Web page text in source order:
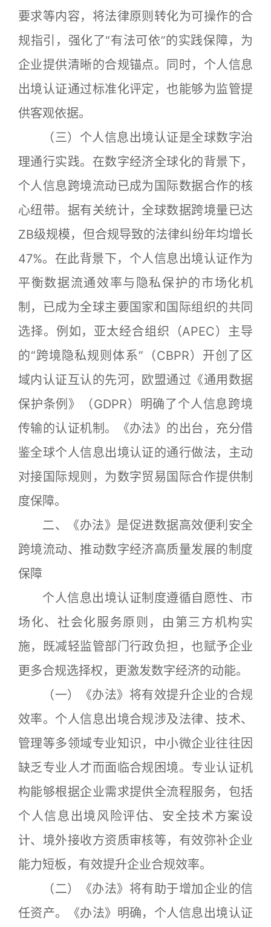
要求等内容，将法律原则转化为可操作的合
规指引，强化了“有法可依”的实践保障，为
企业提供清晰的合规锚点。同时，个人信息
出境认证通过标准化评定，也能够为监管提
供客观依据。
（三）个人信息出境认证是全球数字治
理通行实践。在数字经济全球化的背景下，
个人信息跨境流动已成为国际数据合作的核
心纽带。据有关统计，全球数据跨境量已达
ZB级规模，但合规导致的法律纠纷年均增长
47%。在此背景下，个人信息出境认证作为
平衡数据流通效率与隐私保护的市场化机
制，已成为全球主要国家和国际组织的共同
选择。例如，亚太经合组织（APEC）主导
的“跨境隐私规则体系”（CBPR）开创了区
域内认证互认的先河，欧盟通过《通用数据
保护条例》（GDPR）明确了个人信息跨境
传输的认证机制。《办法》的出台，充分借
鉴全球个人信息出境认证的通行做法，主动
对接国际规则，为数字贸易国际合作提供制
度保障。
二、《办法》是促进数据高效便利安全
跨境流动、推动数字经济高质量发展的制度
保障
个人信息出境认证制度遵循自愿性、市
场化、社会化服务原则，由第三方机构实
施，既减轻监管部门行政负担，也赋予企业
更多合规选择权，更激发数字经济的动能。
（一）《办法》将有效提升企业的合规
效率。个人信息出境合规涉及法律、技术、
管理等多领域专业知识，中小微企业往往因
缺乏专业人才而面临合规困境。专业认证机
构能够根据企业需求提供全流程服务，包括
个人信息出境风险评估、安全技术方案设
计、境外接收方资质审核等，有效弥补企业
能力短板，有效提升企业合规效率。
（二）《办法》将有助于增加企业的信
任资产。《办法》明确，个人信息出境认证